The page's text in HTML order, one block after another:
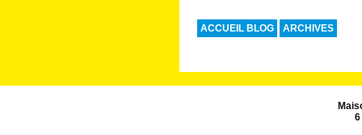
ACCUEIL BLOG ARCHIVES